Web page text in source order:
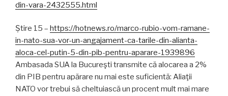
din-vara-2432555.html
Știre 15 – https://hotnews.ro/marco-rubio-vom-ramane-
in-nato-sua-vor-un-angajament-ca-tarile-din-alianta-
aloca-cel-putin-5-din-pib-pentru-aparare-1939896
Ambasada SUA la Bucureşti transmite că alocarea a 2%
din PIB pentru apărare nu mai este suficientă: Aliaţii
NATO vor trebui să cheltuiască un procent mult mai mare